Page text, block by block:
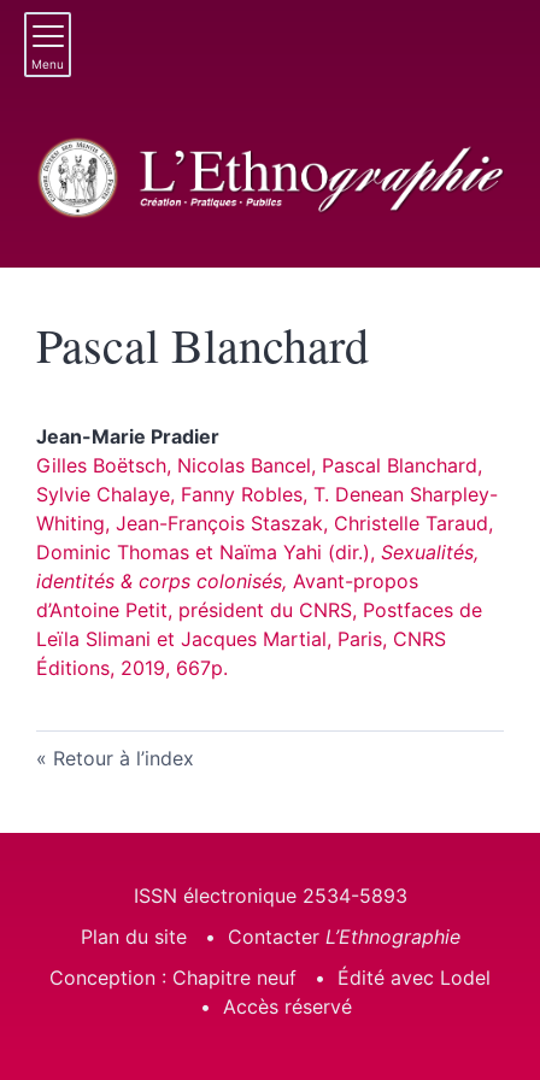
Menu
PascalBlanchard
Jean-Marie Pradier
Gilles Boëtsch, Nicolas Bancel, Pascal Blanchard,
Sylvie Chalaye, Fanny Robles, T. Denean Sharpley-
Whiting, Jean-François Staszak, Christelle Taraud,
Dominic Thomas et Naïma Yahi (dir.), Sexualités,
identités & corps colonisés, Avant-propos
d’Antoine Petit, président du CNRS, Postfaces de
Leïla Slimani et Jacques Martial, Paris, CNRS
Éditions, 2019, 667p.
Retour à l’index
ISSN électronique 2534-5893
Plan du site
Contacter L’Ethnographie
Conception : Chapitre neuf
Édité avec Lodel
Accès réservé